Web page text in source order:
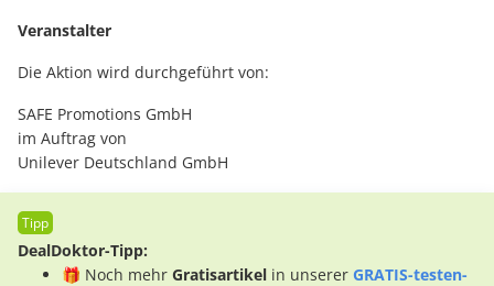
Veranstalter
Die Aktion wird durchgeführt von:
SAFE Promotions GmbH
im Auftrag von
Unilever Deutschland GmbH
DealDoktor-Tipp:
🎁 Noch mehr Gratisartikel in unserer GRATIS-testen-